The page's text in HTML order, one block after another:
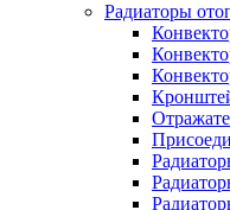
Радиаторы